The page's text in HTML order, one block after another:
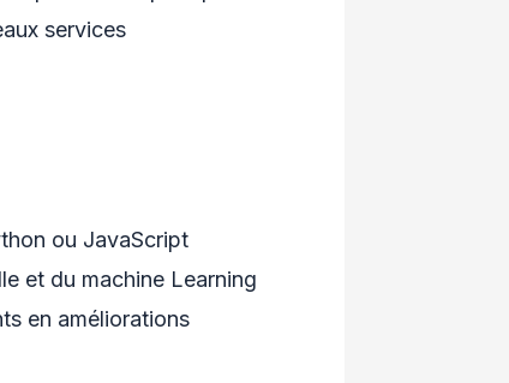
services
ou JavaScript
et du machine Learning
en améliorations